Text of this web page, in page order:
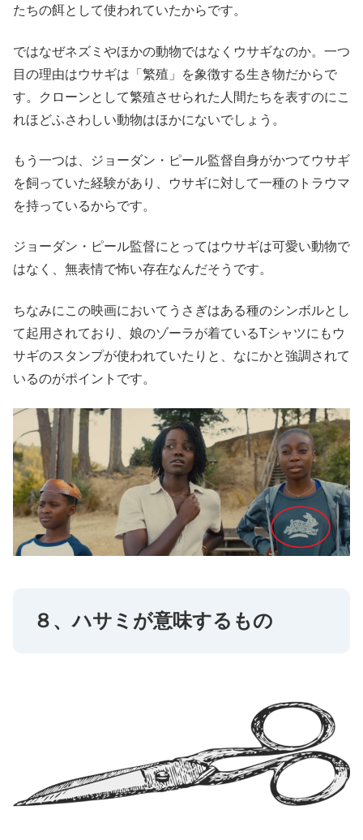
たちの餌として使われていたからです。
ではなぜネズミやほかの動物ではなくウサギなのか。一つ
目の理由はウサギは「繁殖」を象徴する生き物だからで
す。クローンとして繁殖させられた人間たちを表すのにこ
れほどふさわしい動物はほかにないでしょう。
もう一つは、ジョーダン・ピール監督自身がかつてウサギ
を飼っていた経験があり、ウサギに対して一種のトラウマ
を持っているからです。
ジョーダン・ピール監督にとってはウサギは可愛い動物で
はなく、無表情で怖い存在なんだそうです。
ちなみにこの映画においてうさぎはある種のシンボルとし
て起用されており、娘のゾーラが着ているTシャツにもウ
サギのスタンプが使われていたりと、なにかと強調されて
いるのがポイントです。
８、ハサミが意味するもの